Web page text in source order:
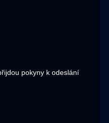
pokyny k odeslání